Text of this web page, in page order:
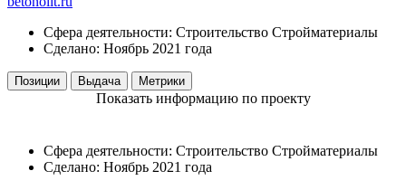
Сфера деятельности: Строительство Стройматериалы
Сделано: Ноябрь 2021 года
Позиции Выдача Метрики
Показать информацию по проекту
Сфера деятельности: Строительство Стройматериалы
Сделано: Ноябрь 2021 года